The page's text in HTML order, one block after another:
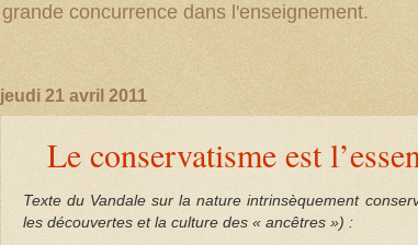
grande concurrence dans l'enseignement.
jeudi 21 avril 2011
Le conservatisme est
Texte du Vandale sur la nature intrinsèquement
les découvertes et la culture des « ancêtres ») :